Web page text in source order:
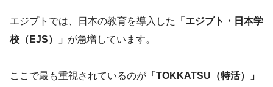
エジプトでは、日本の教育を導入した
「エジプト・日本学
校（EJS）」 が急増しています。
ここで最も重視されているのが 「TOKKATSU（特活）」